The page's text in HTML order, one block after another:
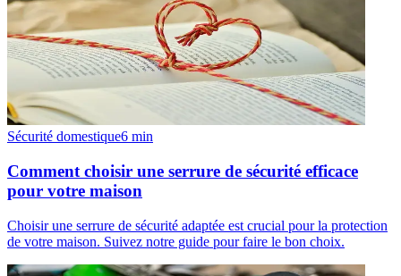
Sécurité domestique6 min
Comment choisir une serrure de sécurité efficace
pour votre maison
Choisir une serrure de sécurité adaptée est crucial pour la protection
de votre maison. Suivez notre guide pour faire le bon choix.